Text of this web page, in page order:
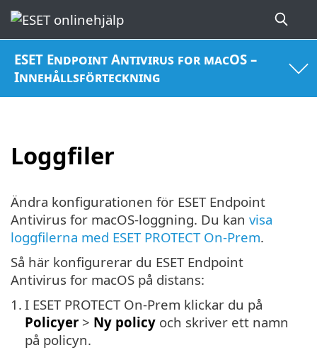
ESET Endpoint Antivirus for macOS –
Innehållsförteckning
Loggfiler
Ändra konfigurationen för ESET Endpoint
Antivirus for macOS-loggning. Du kan visa
loggfilerna med ESET PROTECT On-Prem.
Så här konfigurerar du ESET Endpoint
Antivirus for macOS på distans:
1. I ESET PROTECT On-Prem klickar du på
Policyer > Ny policy och skriver ett namn
på policyn.